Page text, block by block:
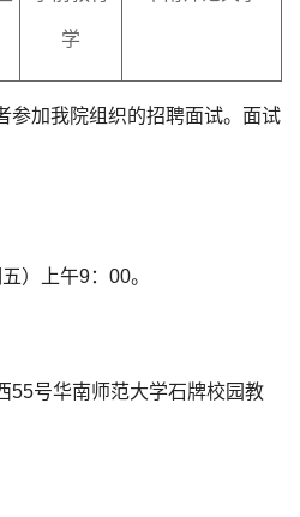
学
参加我院组织的招聘面试。面试
）上午9：00。
55号华南师范大学石牌校园教